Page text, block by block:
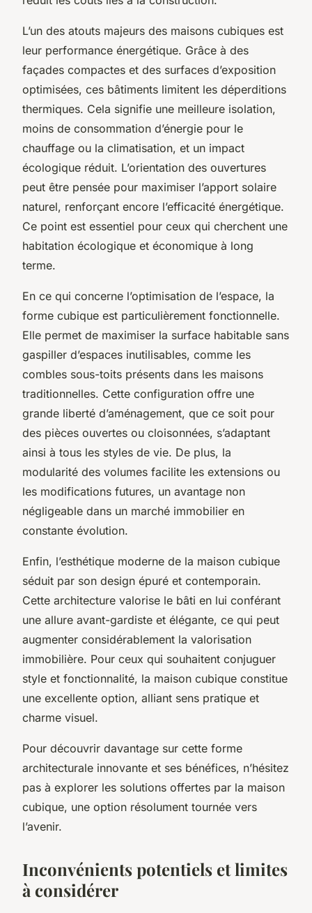
L’un des atouts majeurs des maisons cubiques est
leur performance énergétique. Grâce à des
façades compactes et des surfaces d’exposition
optimisées, ces bâtiments limitent les déperditions
thermiques. Cela signifie une meilleure isolation,
moins de consommation d’énergie pour le
chauffage ou la climatisation, et un impact
écologique réduit. L’orientation des ouvertures
peut être pensée pour maximiser l’apport solaire
naturel, renforçant encore l’efficacité énergétique.
Ce point est essentiel pour ceux qui cherchent une
habitation écologique et économique à long
terme.
En ce qui concerne l’optimisation de l’espace, la
forme cubique est particulièrement fonctionnelle.
Elle permet de maximiser la surface habitable sans
gaspiller d’espaces inutilisables, comme les
combles sous-toits présents dans les maisons
traditionnelles. Cette configuration offre une
grande liberté d’aménagement, que ce soit pour
des pièces ouvertes ou cloisonnées, s’adaptant
ainsi à tous les styles de vie. De plus, la
modularité des volumes facilite les extensions ou
les modifications futures, un avantage non
négligeable dans un marché immobilier en
constante évolution.
Enfin, l’esthétique moderne de la maison cubique
séduit par son design épuré et contemporain.
Cette architecture valorise le bâti en lui conférant
une allure avant-gardiste et élégante, ce qui peut
augmenter considérablement la valorisation
immobilière. Pour ceux qui souhaitent conjuguer
style et fonctionnalité, la maison cubique constitue
une excellente option, alliant sens pratique et
charme visuel.
Pour découvrir davantage sur cette forme
architecturale innovante et ses bénéfices, n’hésitez
pas à explorer les solutions offertes par la maison
cubique, une option résolument tournée vers
l’avenir.
Inconvénients potentiels et limites
à considérer